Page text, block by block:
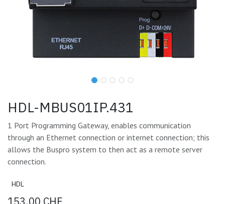
HDL-MBUS01IP.431
1 Port Programming Gateway, enables communication
through an Ethernet connection or internet connection; this
allows the Buspro system to then act as a remote server
connection.
HDL
153.00 CHF